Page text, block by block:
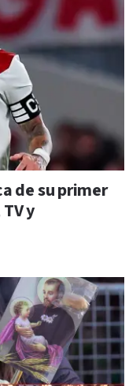
de su primer
y